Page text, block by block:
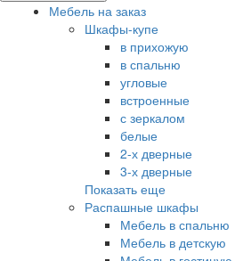
Мебель на заказ
Шкафы-купе
в прихожую
в спальню
угловые
встроенные
с зеркалом
белые
2-х дверные
3-х дверные
Показать еще
Распашные шкафы
Мебель в спальню
Мебель в детскую